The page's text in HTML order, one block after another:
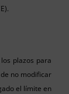
plazos para
no modificar
el límite en